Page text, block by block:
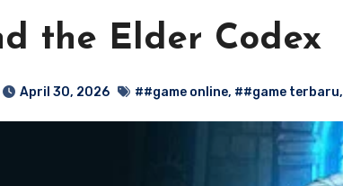
the Elder Codex
April 30, 2026 ##game online, ##game terbaru,